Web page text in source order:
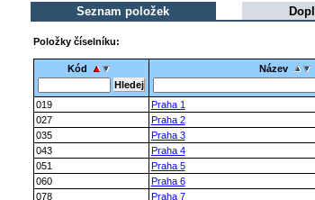
Seznam položek
Položky číselníku:
Kód Název
019 Praha 1
027
Praha 2
035
Praha 3
043
Praha 4
051
Praha 5
060
Praha 6
078
Praha 7